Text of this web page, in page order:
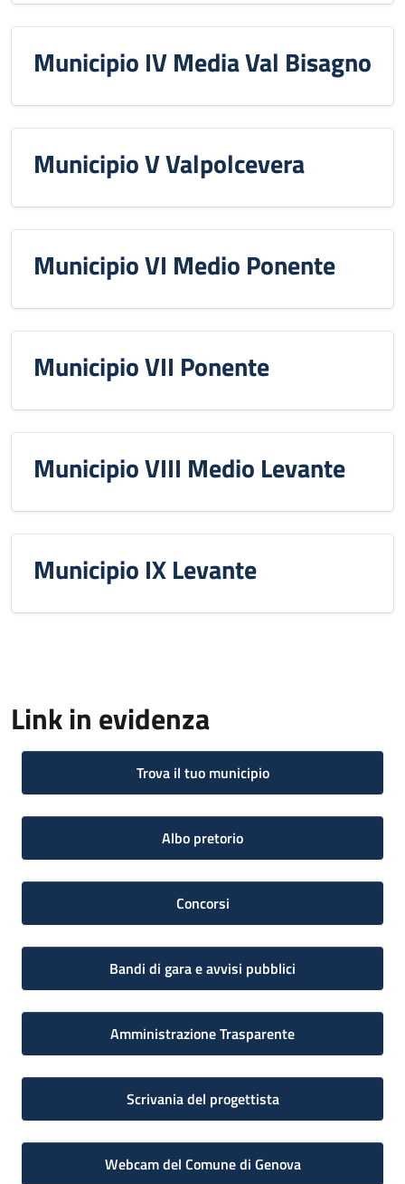
Municipio IV Media Val Bisagno
Municipio V Valpolcevera
Municipio VI Medio Ponente
Municipio VII Ponente
Municipio VIII Medio Levante
Municipio IX Levante
Link in evidenza
Trova il tuo municipio
Albo pretorio
Concorsi
Bandi di gara e avvisi pubblici
Amministrazione Trasparente
Scrivania del progettista
Webcam del Comune di Genova